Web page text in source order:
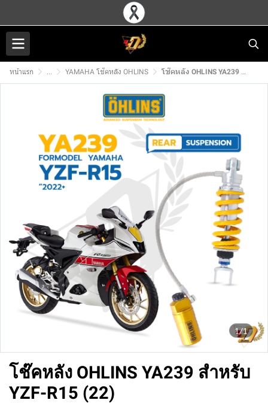
หน้าแรก ... YAMAHA โช๊คหลัง OHLINS โช๊คหลัง OHLINS YA239 สำหรับ YZF-R15 (22)
1/1
โช๊คหลัง OHLINS YA239 สำหรับ
YZF-R15 (22)